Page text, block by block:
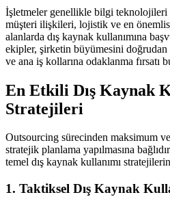
İşletmeler genellikle bilgi teknolojileri
müşteri ilişkileri, lojistik ve en
alanlarda dış kaynak kullanımına
ekipler, şirketin büyümesini
ve ana iş kollarına odaklanma fırsatı
En Etkili Dış Kaynak
Stratejileri
Outsourcing sürecinden maksimum
stratejik planlama yapılmasına
temel dış kaynak kullanımı
1. Taktiksel Dış Kaynak